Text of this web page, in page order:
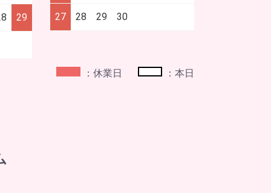
29 27 28 29 30
：休業日 ：本日